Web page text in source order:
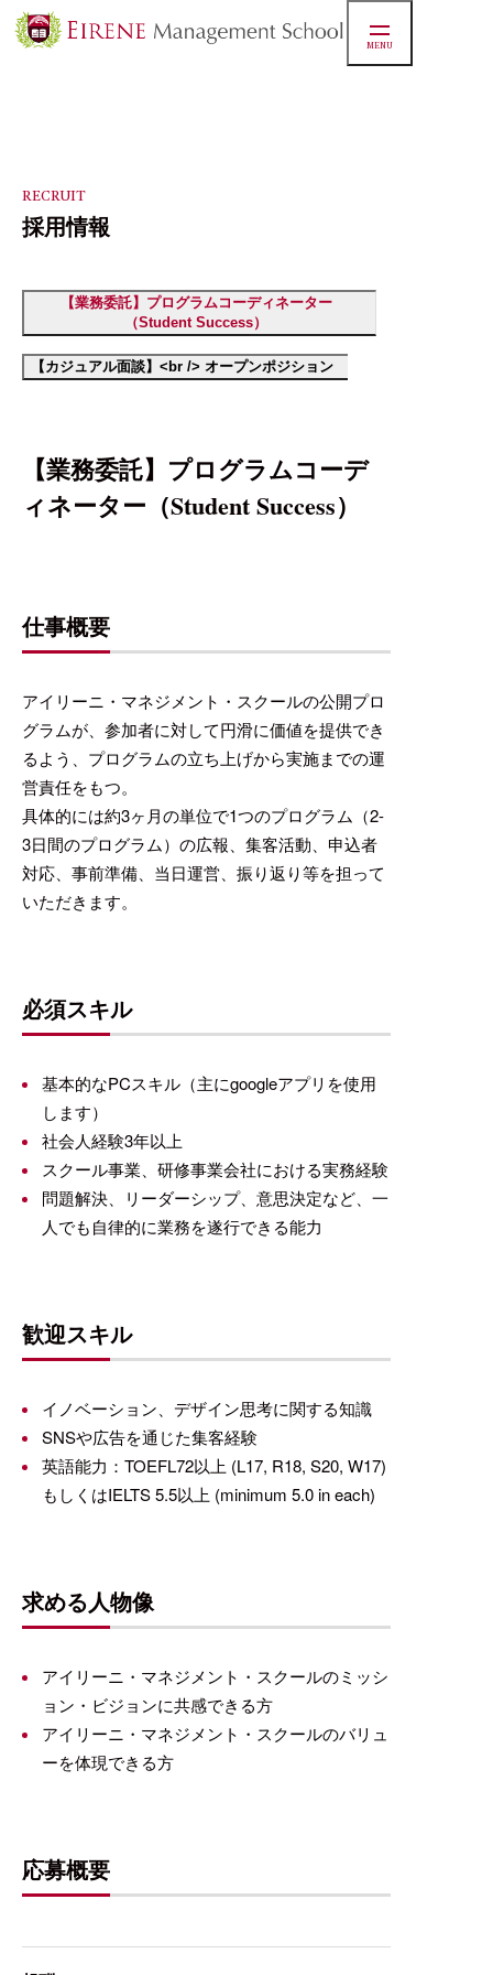
MENU
RECRUIT
採用情報
【業務委託】プログラムコーディネーター
（Student Success）
【カジュアル面談】<br /> オープンポジション
【業務委託】プログラムコーデ
ィネーター（Student Success）
仕事概要
アイリーニ・マネジメント・スクールの公開プロ
グラムが、参加者に対して円滑に価値を提供でき
るよう、プログラムの立ち上げから実施までの運
営責任をもつ。
具体的には約3ヶ月の単位で1つのプログラム（2-
3日間のプログラム）の広報、集客活動、申込者
対応、事前準備、当日運営、振り返り等を担って
いただきます。
必須スキル
基本的なPCスキル（主にgoogleアプリを使用
します）
社会人経験3年以上
スクール事業、研修事業会社における実務経験
問題解決、リーダーシップ、意思決定など、一
人でも自律的に業務を遂行できる能力
歓迎スキル
イノベーション、デザイン思考に関する知識
SNSや広告を通じた集客経験
英語能力：TOEFL72以上 (L17, R18, S20, W17)
もしくはIELTS 5.5以上 (minimum 5.0 in each)
求める人物像
アイリーニ・マネジメント・スクールのミッシ
ョン・ビジョンに共感できる方
アイリーニ・マネジメント・スクールのバリュ
ーを体現できる方
応募概要